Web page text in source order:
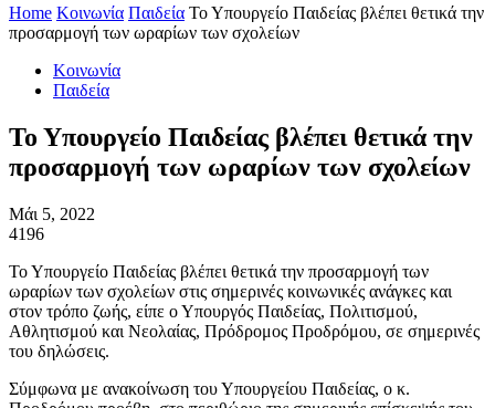
Home Κοινωνία Παιδεία Το Υπουργείο Παιδείας βλέπει θετικά την
προσαρμογή των ωραρίων των σχολείων
Κοινωνία
Παιδεία
Το Υπουργείο Παιδείας βλέπει θετικά την
προσαρμογή των ωραρίων των σχολείων
Μάι 5, 2022
4196
Το Υπουργείο Παιδείας βλέπει θετικά την προσαρμογή των
ωραρίων των σχολείων στις σημερινές κοινωνικές ανάγκες και
στον τρόπο ζωής, είπε ο Υπουργός Παιδείας, Πολιτισμού,
Αθλητισμού και Νεολαίας, Πρόδρομος Προδρόμου, σε σημερινές
του δηλώσεις.
Σύμφωνα με ανακοίνωση του Υπουργείου Παιδείας, ο κ.